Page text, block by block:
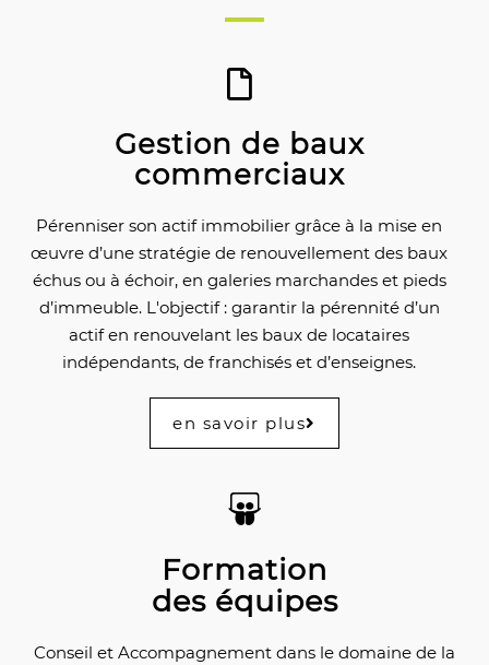
Gestion de baux
commerciaux
Pérenniser son actif immobilier grâce à la mise en
œuvre d’une stratégie de renouvellement des baux
échus ou à échoir, en galeries marchandes et pieds
d’immeuble. L'objectif : garantir la pérennité d’un
actif en renouvelant les baux de locataires
indépendants, de franchisés et d’enseignes.
en savoir plus
Formation
des équipes
Conseil et Accompagnement dans le domaine de la